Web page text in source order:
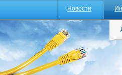
Новости